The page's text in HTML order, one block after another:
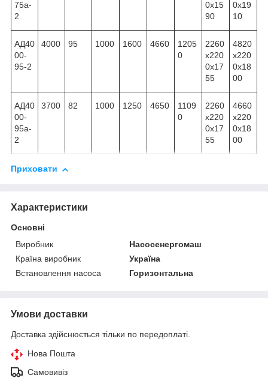
75а-
2
0x15
90
0x19
10
АД40
00-
95-2
4000 95 1000 1600 4660
1205
0
2260
x220
0x17
55
4820
x220
0x18
00
АД40
00-
95а-
2
3700 82 1000 1250 4650
1109
0
2260
x220
0x17
55
4660
x220
0x18
00
Приховати
Характеристики
Основні
Виробник
Насосенергомаш
Країна виробник
Україна
Встановлення насоса
Горизонтальна
Умови доставки
Доставка здійснюється тільки по передоплаті.
Нова Пошта
Самовивіз